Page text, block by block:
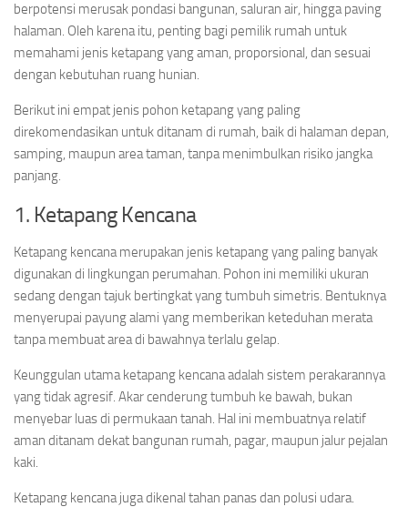
berpotensi merusak pondasi bangunan, saluran air, hingga paving
halaman. Oleh karena itu, penting bagi pemilik rumah untuk
memahami jenis ketapang yang aman, proporsional, dan sesuai
dengan kebutuhan ruang hunian.
Berikut ini empat jenis pohon ketapang yang paling
direkomendasikan untuk ditanam di rumah, baik di halaman depan,
samping, maupun area taman, tanpa menimbulkan risiko jangka
panjang.
1. Ketapang Kencana
Ketapang kencana merupakan jenis ketapang yang paling banyak
digunakan di lingkungan perumahan. Pohon ini memiliki ukuran
sedang dengan tajuk bertingkat yang tumbuh simetris. Bentuknya
menyerupai payung alami yang memberikan keteduhan merata
tanpa membuat area di bawahnya terlalu gelap.
Keunggulan utama ketapang kencana adalah sistem perakarannya
yang tidak agresif. Akar cenderung tumbuh ke bawah, bukan
menyebar luas di permukaan tanah. Hal ini membuatnya relatif
aman ditanam dekat bangunan rumah, pagar, maupun jalur pejalan
kaki.
Ketapang kencana juga dikenal tahan panas dan polusi udara.